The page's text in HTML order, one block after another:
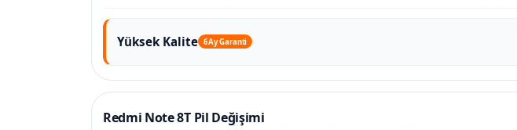
Yüksek Kalite 6 Ay Garanti
Redmi Note 8T Pil Değişimi